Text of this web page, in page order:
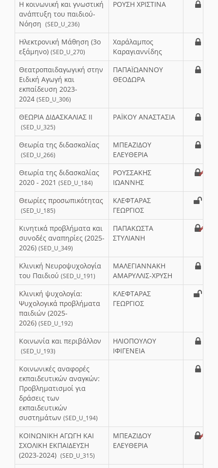
Η κοινωνική και γνωστική
ανάπτυξη του παιδιού-
Νόηση (SED_U_236)
ΡΟΥΣΗ ΧΡΙΣΤΙΝΑ
Ηλεκτρονική Μάθηση (3ο
εξάμηνο) (SED_U_270)
Χαράλαμπος
Καραγιαννίδης
Θεατροπαιδαγωγική στην
Ειδική Αγωγή και
εκπαίδευση 2023-
2024 (SED_U_306)
ΠΑΠΑΪΩΑΝΝΟΥ
ΘΕΟΔΩΡΑ
ΘΕΩΡΙΑ ΔΙΔΑΣΚΑΛΙΑΣ ΙΙ
(SED_U_325)
ΡΑΪΚΟΥ ΑΝΑΣΤΑΣΙΑ
Θεωρία της διδασκαλίας
(SED_U_266)
ΜΠΕΑΖΙΔΟΥ
ΕΛΕΥΘΕΡΙΑ
Θεωρία της διδασκαλίας
2020 - 2021 (SED_U_184)
ΡΟΥΣΣΑΚΗΣ
ΙΩΑΝΝΗΣ
Θεωρίες προσωπικότητας
(SED_U_185)
ΚΛΕΦΤΑΡΑΣ
ΓΕΩΡΓΙΟΣ
Κινητικά προβλήματα και
συνοδές αναπηρίες (2025-
2026) (SED_U_349)
ΠΑΠΑΚΩΣΤΑ
ΣΤΥΛΙΑΝΗ
Κλινική Νευροψυχολογία
του Παιδιού (SED_U_191)
ΜΑΛΕΓΙΑΝΝΑΚΗ
AMAΡΥΛΛΙΣ-ΧΡΥΣΗ
Κλινική ψυχολογία:
Ψυχολογικά προβλήματα
παιδιών (2025-
2026) (SED_U_192)
ΚΛΕΦΤΑΡΑΣ
ΓΕΩΡΓΙΟΣ
Κοινωνία και περιβάλλον
(SED_U_193)
ΗΛΙΟΠΟΥΛΟΥ
ΙΦΙΓΕΝΕΙΑ
Κοινωνικές αναφορές
εκπαιδευτικών αναγκών:
Προβληματισμοί για
δράσεις των
εκπαιδευτικών
συστημάτων (SED_U_194)
ΚΟΙΝΩΝΙΚΗ ΑΓΩΓΗ ΚΑΙ
ΣΧΟΛΙΚΗ ΕΚΠΑΙΔΕΥΣΗ
(2023-2024) (SED_U_315)
ΜΠΕΑΖΙΔΟΥ
ΕΛΕΥΘΕΡΙΑ